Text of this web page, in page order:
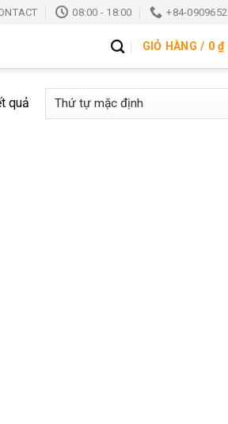
08:00 - 18:00 +84-
GIỎ HÀNG / 0₫
quả